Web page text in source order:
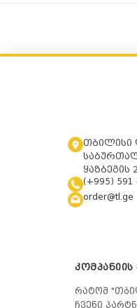
თბილისი
ყაზბეგის
(+995) 591
order@tl.ge
ᲙᲝᲛᲞᲐᲜᲘᲘᲡ
რატომ
ჩვენი